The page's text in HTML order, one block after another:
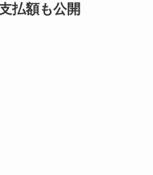
払額も公開